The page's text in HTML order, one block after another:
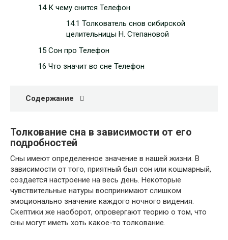
14 К чему снится Телефон
14.1 Толкователь снов сибирской
целительницы Н. Степановой
15 Сон про Телефон
16 Что значит во сне Телефон
Содержание
Толкование сна в зависимости от его
подробностей
Сны имеют определенное значение в нашей жизни. В
зависимости от того, приятный был сон или кошмарный,
создается настроение на весь день. Некоторые
чувствительные натуры воспринимают слишком
эмоционально значение каждого ночного видения.
Скептики же наоборот, опровергают теорию о том, что
сны могут иметь хоть какое-то толкование.